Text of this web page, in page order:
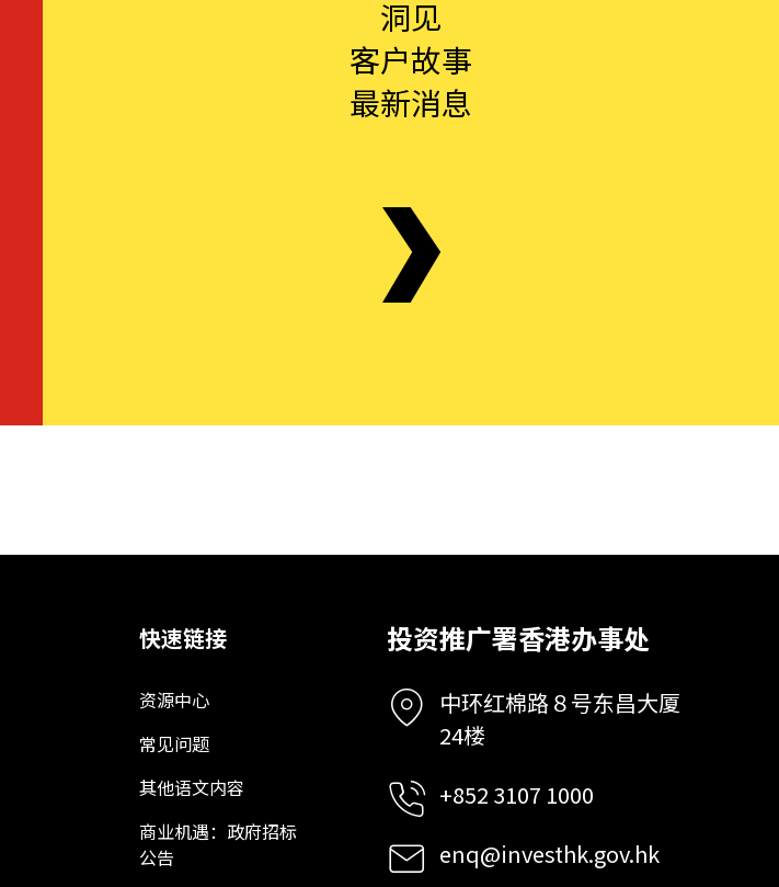
洞见
客户故事
最新消息
快速链接
资源中心
常见问题
其他语文内容
商业机遇：政府招标
公告
投资推广署香港办事处
中环红棉路８号东昌大厦
24楼
+852 3107 1000
enq@investhk.gov.hk